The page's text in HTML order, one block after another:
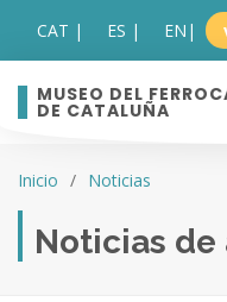
CAT | ES | EN |
MUSEO DEL
DE CATALUÑA
Inicio Noticias
Noticias